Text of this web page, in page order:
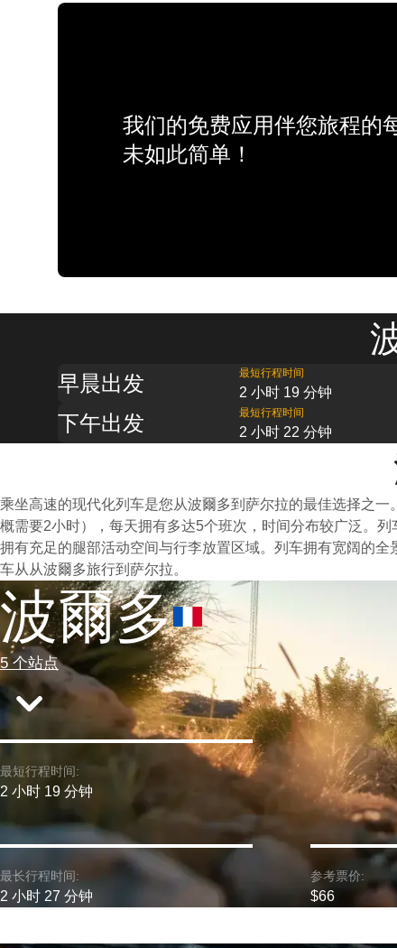
我们的免费应用伴您旅程的
未如此简单！
早晨出发 最短行程时间
2 小时 19 分钟
下午出发 最短行程时间
2 小时 22 分钟
乘坐高速的现代化列车是您从波爾多到萨尔拉的最佳选择之
概需要2小时），每天拥有多达5个班次，时间分布较广泛。
拥有充足的腿部活动空间与行李放置区域。列车拥有宽阔的
车从从波爾多旅行到萨尔拉。
波爾多
5 个站点
最短行程时间:
2 小时 19 分钟
最长行程时间:
2 小时 27 分钟
参考票价:
$66